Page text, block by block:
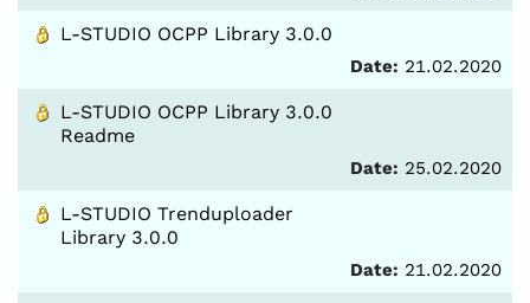
L-STUDIO OCPP Library 3.0.0
Date: 21.02.2020
L-STUDIO OCPP Library 3.0.0
Readme
Date: 25.02.2020
L-STUDIO Trenduploader
Library 3.0.0
Date: 21.02.2020